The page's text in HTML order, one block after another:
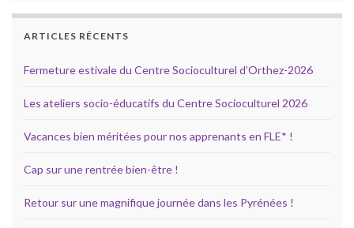
ARTICLES RÉCENTS
Fermeture estivale du Centre Socioculturel d’Orthez-2026
Les ateliers socio-éducatifs du Centre Socioculturel 2026
Vacances bien méritées pour nos apprenants en FLE* !
Cap sur une rentrée bien-être !
Retour sur une magnifique journée dans les Pyrénées !